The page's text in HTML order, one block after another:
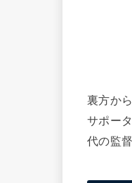
裏方か
サポー
代の監